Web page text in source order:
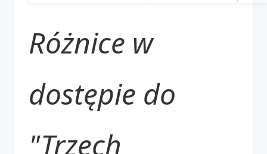
Różnice w
dostępie do
"Trzech